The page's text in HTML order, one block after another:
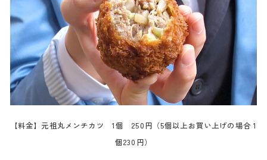
【料金】元祖丸メンチカツ 1個 250円（5個以上お買い上げの場合 1
個230円）